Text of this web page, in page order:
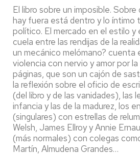
El libro sobre un imposible.
hay fuera está dentro y lo íntimo
político. El mercado en el estilo y
cuela entre las rendijas de la
un mecánico melómano? cuenta
violencia con nervio y amor por
páginas, que son un cajón de
la reflexión sobre el oficio de
(del libro y de las vanidades), las
infancia y las de la madurez, los
(singulares) con estrellas de
Welsh, James Ellroy y Annie
(más normales) con colegas
Martín, Almudena Grandes…